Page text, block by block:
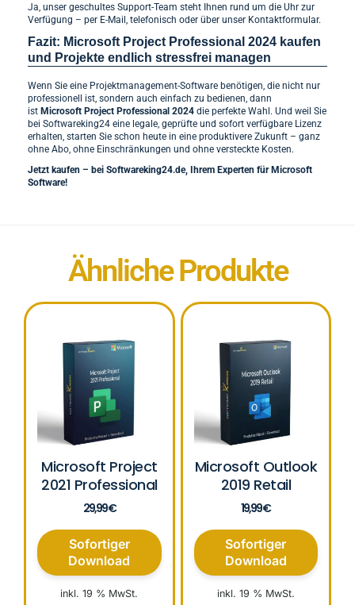
Ja, unser geschultes Support-Team steht Ihnen rund um die Uhr zur
Verfügung – per E-Mail, telefonisch oder über unser Kontaktformular.
Fazit: Microsoft Project Professional 2024 kaufen
und Projekte endlich stressfrei managen
Wenn Sie eine Projektmanagement-Software benötigen, die nicht nur
professionell ist, sondern auch einfach zu bedienen, dann
ist Microsoft Project Professional 2024 die perfekte Wahl. Und weil Sie
bei Softwareking24 eine legale, geprüfte und sofort verfügbare Lizenz
erhalten, starten Sie schon heute in eine produktivere Zukunft – ganz
ohne Abo, ohne Einschränkungen und ohne versteckte Kosten.
Jetzt kaufen – bei Softwareking24.de, Ihrem Experten für Microsoft
Software!
Ähnliche Produkte
Microsoft Project
2021 Professional
29,99€
Sofortiger
Download
inkl. 19 % MwSt.
Microsoft Outlook
2019 Retail
19,99€
Sofortiger
Download
inkl. 19 % MwSt.